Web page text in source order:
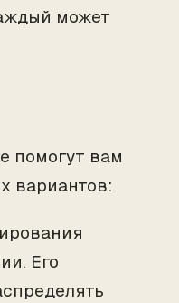
может
помогут вам
вариантов:
Его